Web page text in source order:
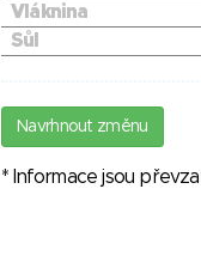
Vláknina
Sůl
Navrhnout změnu
* Informace jsou